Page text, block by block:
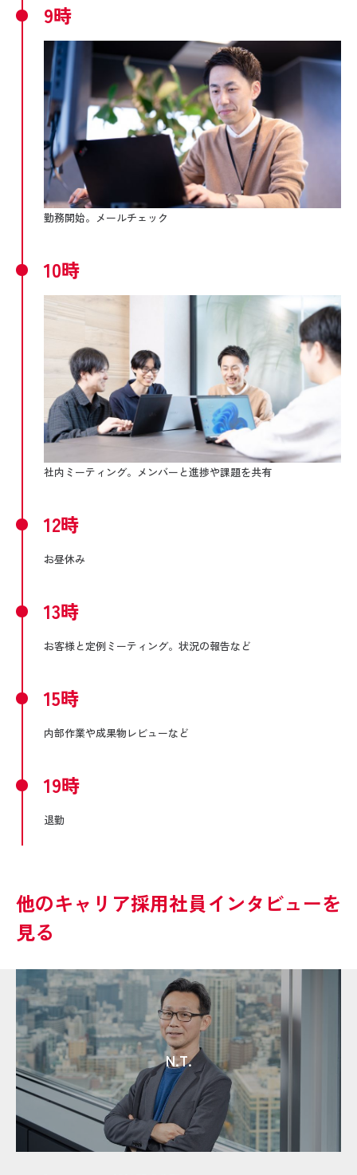
9時
勤務開始。メールチェック
10時
社内ミーティング。メンバーと進捗や課題を共有
12時
お昼休み
13時
お客様と定例ミーティング。状況の報告など
15時
内部作業や成果物レビューなど
19時
退勤
他のキャリア採用社員インタビューを
見る
N.T.